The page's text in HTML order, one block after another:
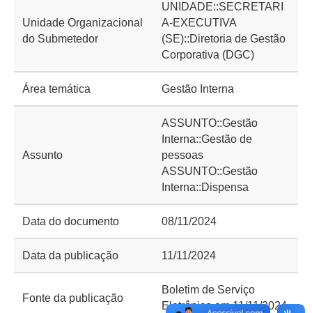
Unidade Organizacional
do Submetedor
UNIDADE::SECRETARI
A-EXECUTIVA
(SE)::Diretoria de Gestão
Corporativa (DGC)
Área temática Gestão Interna
Assunto
ASSUNTO::Gestão
Interna::Gestão de
pessoas
ASSUNTO::Gestão
Interna::Dispensa
Data do documento 08/11/2024
Data da publicação 11/11/2024
Fonte da publicação
Boletim de Serviço
Eletrônico em 11/11/2024